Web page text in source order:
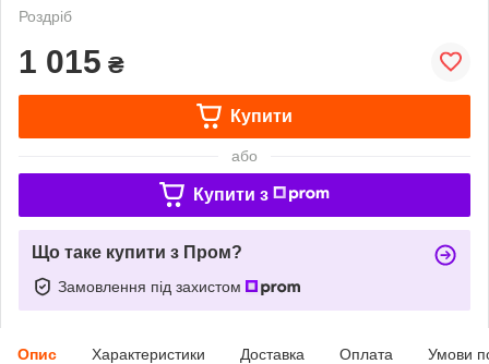
Роздріб
1 015 ₴
Купити
або
Купити з
Що таке купити з Пром?
Замовлення під захистом
Опис Характеристики Доставка Оплата Умови